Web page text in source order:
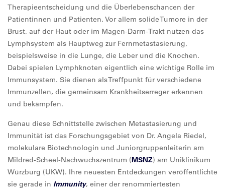
Therapieentscheidung und die Überlebenschancen der
Patientinnen und Patienten. Vor allem solide Tumore in der
Brust, auf der Haut oder im Magen-Darm-Trakt nutzen das
Lymphsystem als Hauptweg zur Fernmetastasierung,
beispielsweise in die Lunge, die Leber und die Knochen.
Dabei spielen Lymphknoten eigentlich eine wichtige Rolle im
Immunsystem. Sie dienen als Treffpunkt für verschiedene
Immunzellen, die gemeinsam Krankheitserreger erkennen
und bekämpfen.
Genau diese Schnittstelle zwischen Metastasierung und
Immunität ist das Forschungsgebiet von Dr. Angela Riedel,
molekulare Biotechnologin und Juniorgruppenleiterin am
Mildred-Scheel-Nachwuchszentrum (MSNZ) am Uniklinikum
Würzburg (UKW). Ihre neuesten Entdeckungen veröffentlichte
sie gerade in Immunity, einer der renommiertesten